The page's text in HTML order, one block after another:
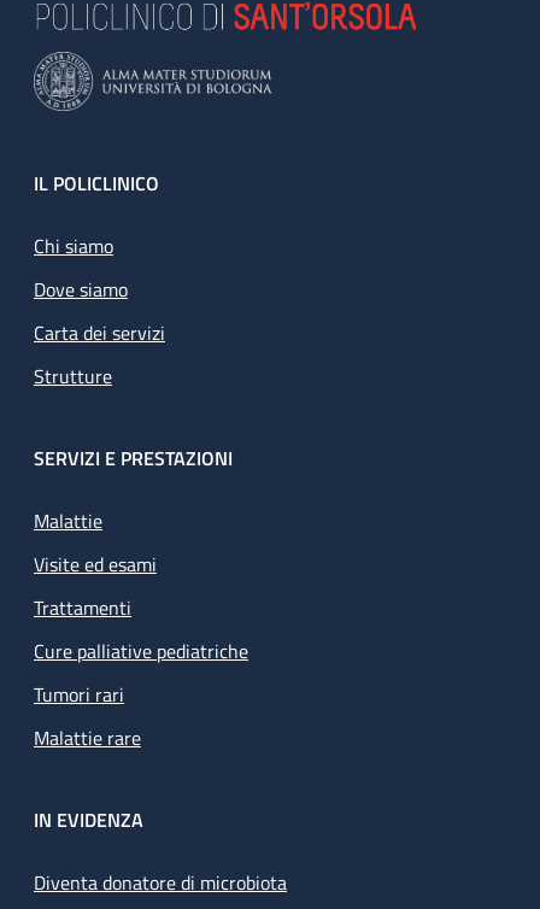
Footer
IL POLICLINICO
Chi siamo
Dove siamo
Carta dei servizi
Strutture
SERVIZI E PRESTAZIONI
Malattie
Visite ed esami
Trattamenti
Cure palliative pediatriche
Tumori rari
Malattie rare
IN EVIDENZA
Diventa donatore di microbiota